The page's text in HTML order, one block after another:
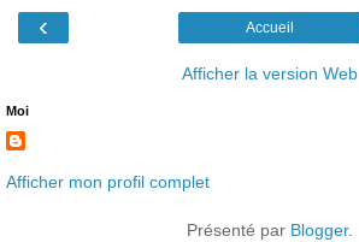
‹ Accueil
Afficher la version Web
Moi
Afficher mon profil complet
Présenté par Blogger.